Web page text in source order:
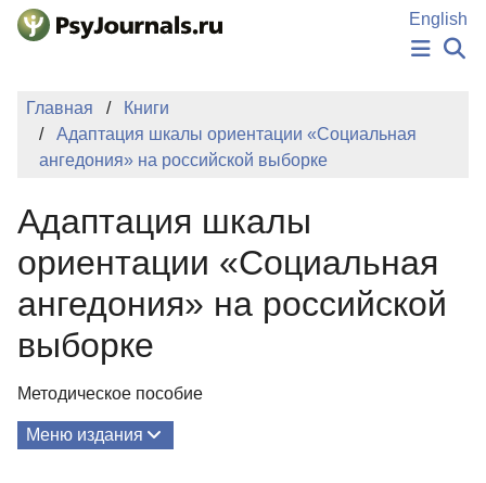
Перейти к основному содержанию
English
АВТОРЫ
ПОДАТЬ РУКОПИСЬ
КЛЮЧЕВЫЕ СЛОВА
Регистрация
Главная
Книги
Адаптация шкалы ориентации «Социальная
ангедония» на российской выборке
Адаптация шкалы
ориентации «Социальная
ангедония» на российской
выборке
Методическое пособие
Меню издания